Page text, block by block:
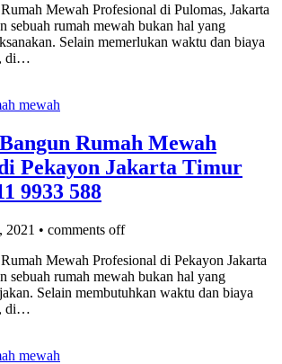
Mewah Profesional di Pulomas, Jakarta
sebuah rumah mewah bukan hal yang
Selain memerlukan waktu dan biaya
di…
mewah
Rumah Mewah
Pekayon Jakarta Timur
9933 588
2021 • comments off
Mewah Profesional di Pekayon Jakarta
sebuah rumah mewah bukan hal yang
Selain membutuhkan waktu dan biaya
di…
mewah